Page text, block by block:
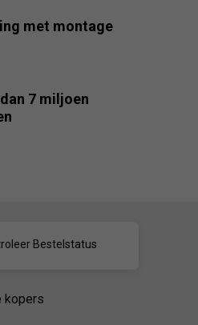
met montage
7 miljoen
Bestelstatus
kopers